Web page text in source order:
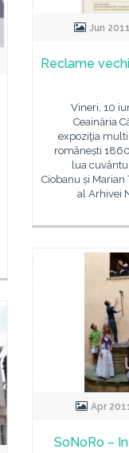
Reclame
Vineri, 10
Ceainăria
expoziţia
românești
lua
Ciobanu și
al Arhivei
SoNoRo –